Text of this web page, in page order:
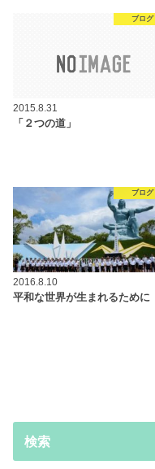
ブログ
2015.8.31
「２つの道」
ブログ
2016.8.10
平和な世界が生まれるために
検索